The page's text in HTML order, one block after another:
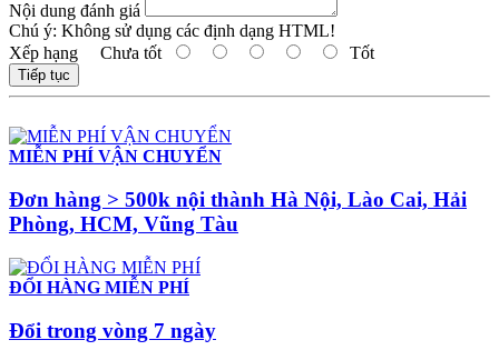
Nội dung đánh giá
Chú ý: Không sử dụng các định dạng HTML!
Xếp hạng Chưa tốt Tốt
Tiếp tục
MIỄN PHÍ VẬN CHUYỂN
Đơn hàng > 500k nội thành Hà Nội, Lào Cai, Hải
Phòng, HCM, Vũng Tàu
ĐỔI HÀNG MIỄN PHÍ
Đổi trong vòng 7 ngày